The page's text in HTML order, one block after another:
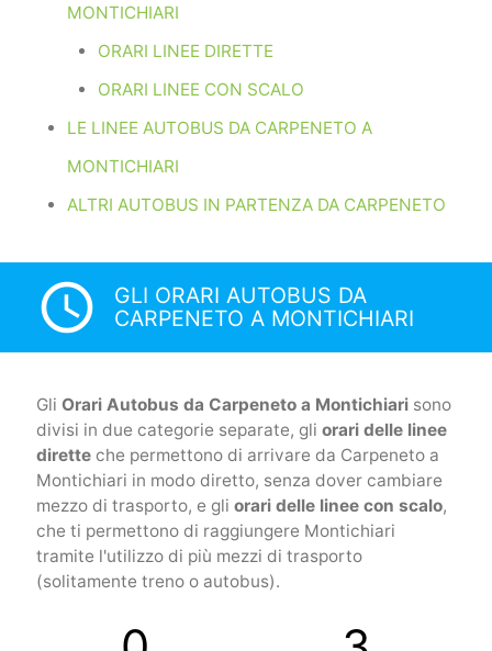
MONTICHIARI
ORARI LINEE DIRETTE
ORARI LINEE CON SCALO
LE LINEE AUTOBUS DA CARPENETO A
MONTICHIARI
ALTRI AUTOBUS IN PARTENZA DA CARPENETO
access_time
GLI ORARI AUTOBUS DA
CARPENETO A MONTICHIARI
Gli Orari Autobus da Carpeneto a Montichiarisono
divisi in due categorie separate, gli orari delle linee
diretteche permettono di arrivare da Carpeneto a
Montichiari in modo diretto, senza dover cambiare
mezzo di trasporto, e gli orari delle linee con scalo,
che ti permettono di raggiungere Montichiari
tramite l'utilizzo di più mezzi di trasporto
(solitamente treno o autobus).